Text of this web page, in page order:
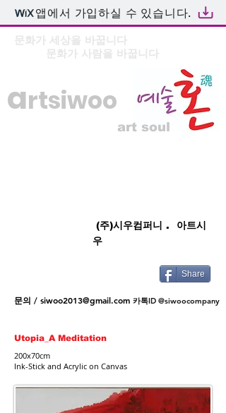
앱에서 가입하실 수 있습니다.
문화가 세상을 바꿉니다
문화가 사람을 바꿉니다
artsiwoo
art soul
(주)시우컴퍼니 . 아트시
우
Share
문의 / siwoo2013@gmail.com 카톡ID @siwoocompany
Utopia_A Meditation
200x70cm
Ink-Stick and Acrylic on Canvas